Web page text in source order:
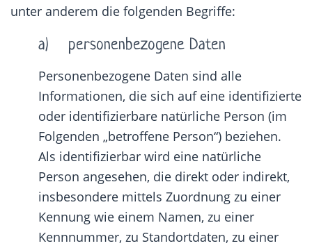
unter anderem die folgenden Begriffe:
a) personenbezogene Daten
Personenbezogene Daten sind alle
Informationen, die sich auf eine identifizierte
oder identifizierbare natürliche Person (im
Folgenden „betroffene Person“) beziehen.
Als identifizierbar wird eine natürliche
Person angesehen, die direkt oder indirekt,
insbesondere mittels Zuordnung zu einer
Kennung wie einem Namen, zu einer
Kennnummer, zu Standortdaten, zu einer